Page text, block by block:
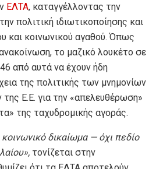
ΕΛΤΑ, καταγγέλλοντας την
πολιτική ιδιωτικοποίησης και
και κοινωνικού αγαθού. Όπως
το μαζικό λουκέτο σε
από αυτά να έχουν ήδη
της πολιτικής των μνημονίων
Ε.Ε. για την «απελευθέρωση»
της ταχυδρομικής αγοράς.
δικαίωμα — όχι πεδίο
τονίζεται στην